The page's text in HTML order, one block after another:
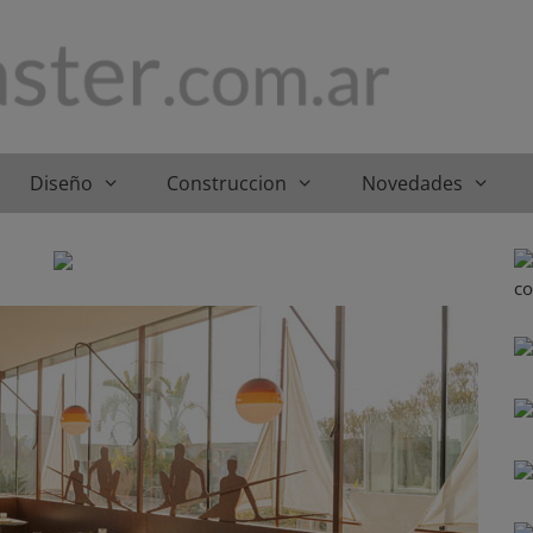
Diseño Construccion Novedades